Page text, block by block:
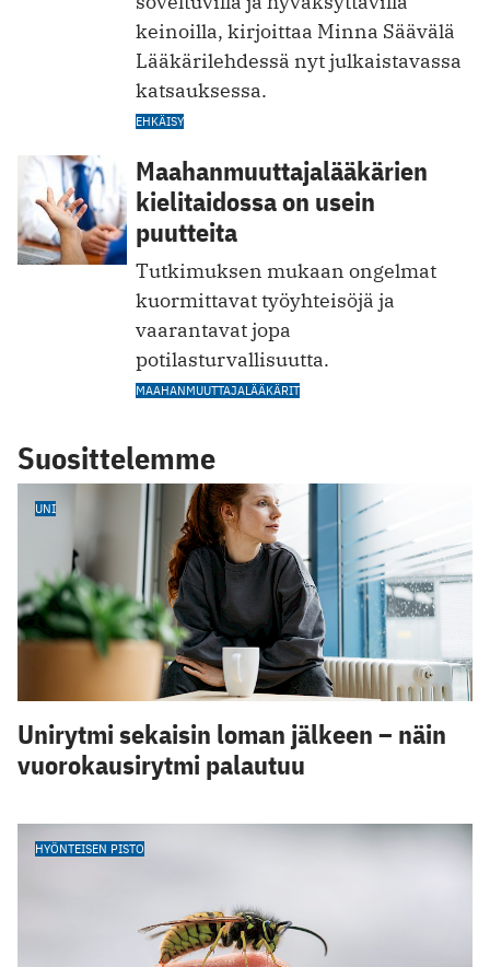
keinoilla, kirjoittaa Minna Säävälä
Lääkärilehdessä nyt julkaistavassa
katsauksessa.
EHKÄISY
Maahanmuuttajalääkärien
kielitaidossa on usein
puutteita
Tutkimuksen mukaan ongelmat
kuormittavat ­työyhteisöjä ja
vaarantavat jopa
potilasturvallisuutta.
MAAHANMUUTTAJALÄÄKÄRIT
Suosittelemme
UNI
Unirytmi sekaisin loman jälkeen – näin
vuorokausirytmi palautuu
HYÖNTEISEN PISTO